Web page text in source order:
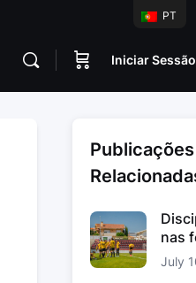
PT
Iniciar Sessão
Publicações
nas
July